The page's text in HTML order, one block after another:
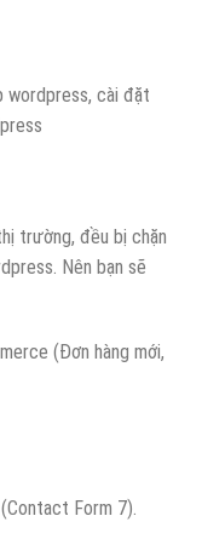
wordpress, cài đặt
trường, đều bị chặn
Nên bạn sẽ
(Đơn hàng mới,
Form 7).